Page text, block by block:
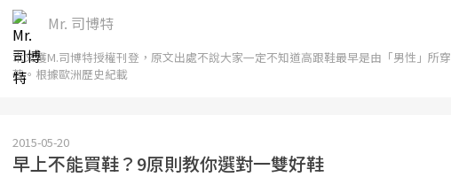
Mr. 司博特
本文獲M.司博特授權刊登，原文出處不說大家一定不知道高跟鞋最早是由「男性」所穿
著。根據歐洲歷史紀載
2015-05-20
早上不能買鞋？9原則教你選對一雙好鞋